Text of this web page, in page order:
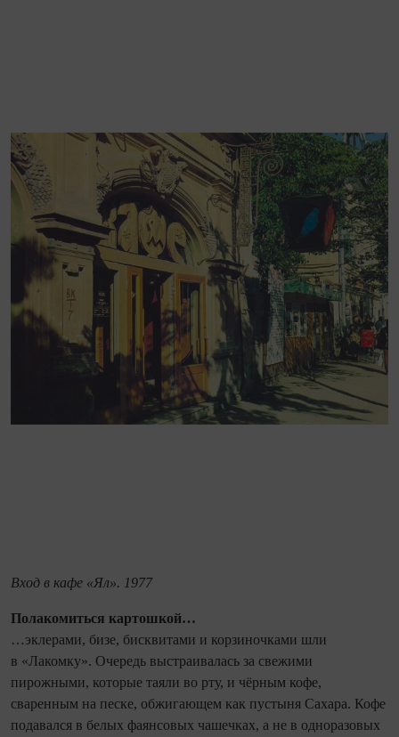
Вход в кафе «Ял». 1977
Полакомиться картошкой…
…эклерами, бизе, бисквитами и корзиночками шли
в «Лакомку». Очередь выстраивалась за свежими
пирожными, которые таяли во рту, и чёрным кофе,
сваренным на песке, обжигающем как пустыня Сахара. Кофе
подавался в белых фаянсовых чашечках, а не в одноразовых